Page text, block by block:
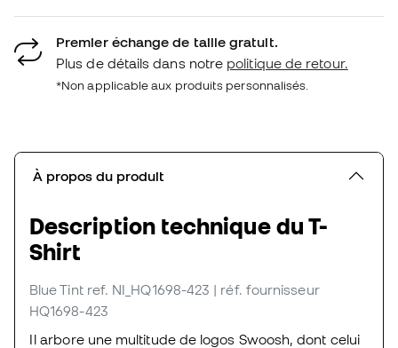
Premier échange de taille gratuit.
Plus de détails dans notre politique de retour.
*Non applicable aux produits personnalisés.
À propos du produit
Description technique du T-
Shirt
Blue Tint ref. NI_HQ1698-423 | réf. fournisseur
HQ1698-423
Il arbore une multitude de logos Swoosh, dont celui